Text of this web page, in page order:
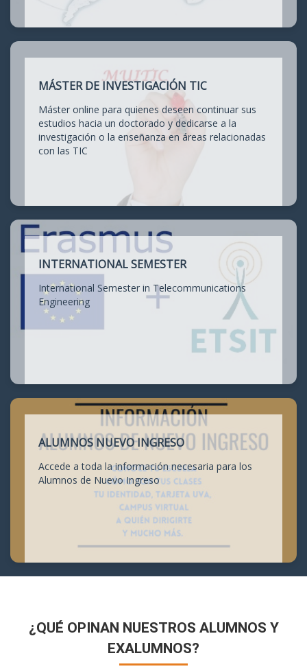
MÁSTER DE INVESTIGACIÓN TIC
Máster online para quienes deseen continuar sus
estudios hacia un doctorado y dedicarse a la
investigación o la enseñanza en áreas relacionadas
con las TIC
INTERNATIONAL SEMESTER
International Semester in Telecommunications
Engineering
ALUMNOS NUEVO INGRESO
Accede a toda la información necesaria para los
Alumnos de Nuevo Ingreso
¿QUÉ OPINAN NUESTROS ALUMNOS Y
EXALUMNOS?